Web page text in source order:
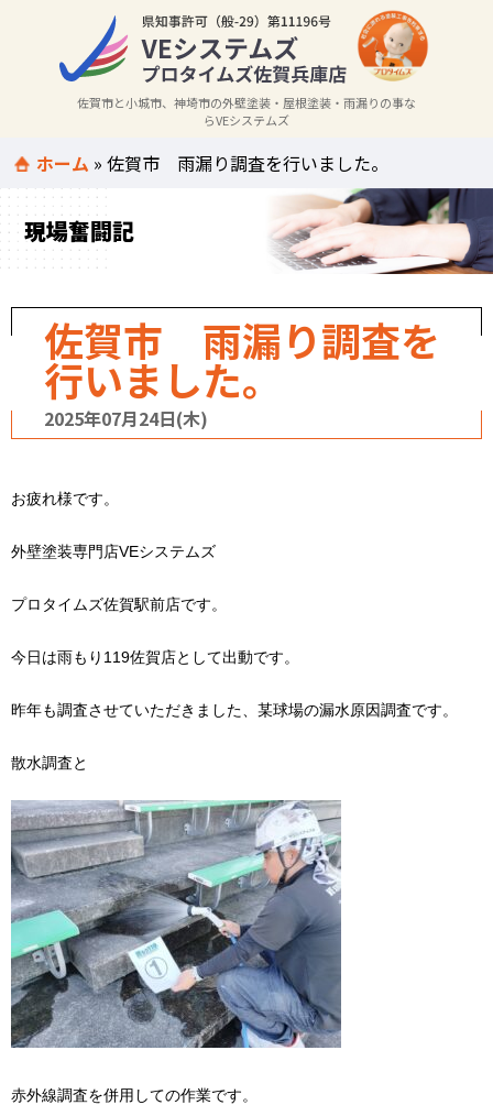
佐賀市と小城市、神埼市の外壁塗装・屋根塗装・雨漏りの事な
らVEシステムズ
ホーム »佐賀市 雨漏り調査を行いました。
現場奮闘記
佐賀市 雨漏り調査を
行いました。
2025年07月24日(木)
お疲れ様です。
外壁塗装専門店VEシステムズ
プロタイムズ佐賀駅前店です。
今日は雨もり119佐賀店として出動です。
昨年も調査させていただきました、某球場の漏水原因調査です。
散水調査と
赤外線調査を併用しての作業です。